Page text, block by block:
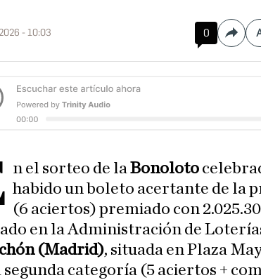
- 10:03 0
n el sorteo de laBonoloto
habido un boleto acertante de la
(6 aciertos) premiado con
en la Administración de
(Madrid), situada en Plaza
segunda categoría (5 aciertos +